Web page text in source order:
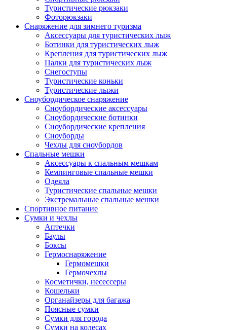
Туристические рюкзаки
Фоторюкзаки
Снаряжение для зимнего туризма
Аксессуары для туристических лыж
Ботинки для туристических лыж
Крепления для туристических лыж
Палки для туристических лыж
Снегоступы
Туристические коньки
Туристические лыжи
Сноубордическое снаряжение
Сноубордические аксессуары
Сноубордические ботинки
Сноубордические крепления
Сноуборды
Чехлы для сноубордов
Спальные мешки
Аксессуары к спальным мешкам
Кемпинговые спальные мешки
Одеяла
Туристические спальные мешки
Экстремальные спальные мешки
Спортивное питание
Сумки и чехлы
Аптечки
Баулы
Боксы
Гермоснаряжение
Гермомешки
Гермочехлы
Косметички, несессеры
Кошельки
Органайзеры для багажа
Поясные сумки
Сумки для города
Сумки на колесах